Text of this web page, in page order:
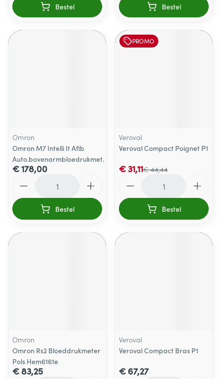
Bestel Bestel
Omron
Omron M7 Intelli It Afib
Auto.bovenarmbloedrukmet.
€ 178,00
Bestel
PROMO
Veroval
Veroval Compact Poignet P1
€ 44,44
€ 31,11
Bestel
Omron
Omron Rs2 Bloeddrukmeter
Pols Hem6161e
€ 83,25
Veroval
Veroval Compact Bras P1
€ 67,27